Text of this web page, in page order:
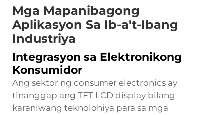
Mga Mapanibagong
Aplikasyon Sa Ib-a't-Ibang
Industriya
Integrasyon sa Elektronikong
Konsumidor
Ang sektor ng consumer electronics ay
tinanggap ang TFT LCD display bilang
karaniwang teknolohiya para sa mga